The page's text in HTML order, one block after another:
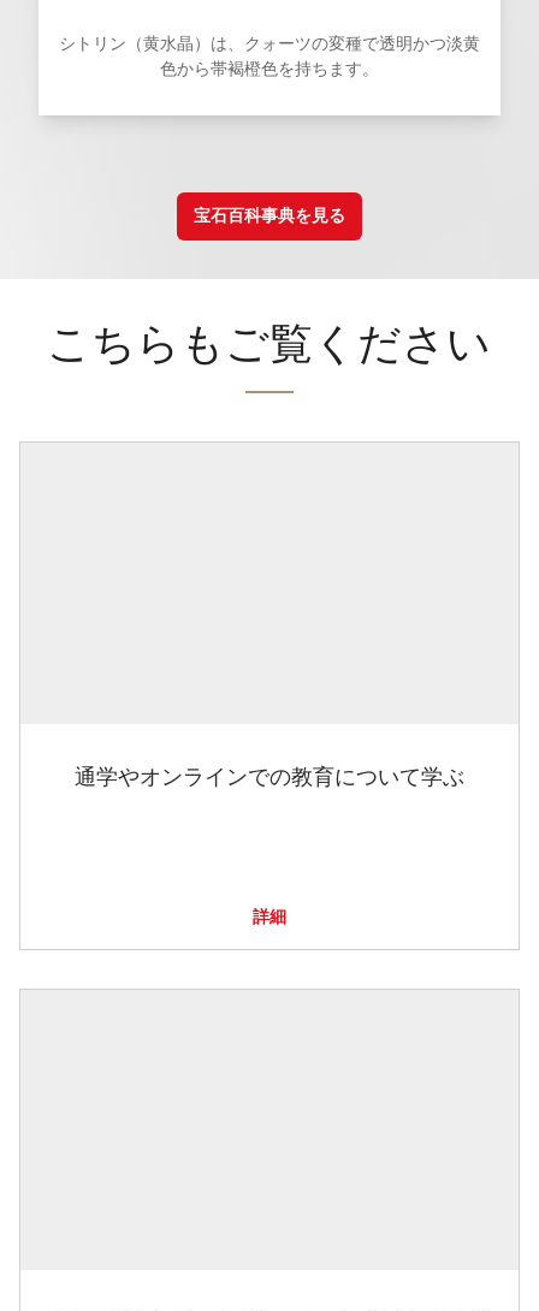
シトリン（黄水晶）は、クォーツの変種で透明かつ淡黄
色から帯褐橙色を持ちます。
宝石百科事典を見る
こちらもご覧ください
通学やオンラインでの教育について学ぶ
詳細